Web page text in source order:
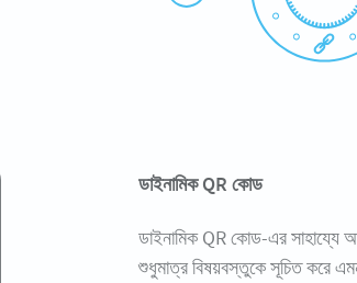
ডাইনামিক QR কোড
ডাইনামিক QR কোড-এর সাহায্যে
শুধুমাত্র বিষয়বস্তুকে সূচিত করে